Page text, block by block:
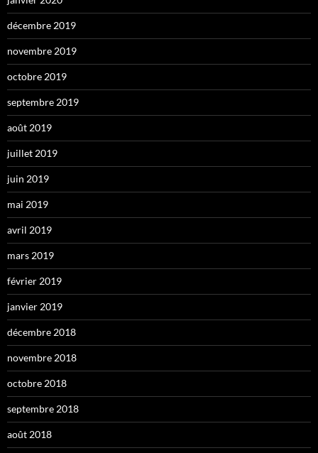
décembre 2019
novembre 2019
octobre 2019
septembre 2019
août 2019
juillet 2019
juin 2019
mai 2019
avril 2019
mars 2019
février 2019
janvier 2019
décembre 2018
novembre 2018
octobre 2018
septembre 2018
août 2018